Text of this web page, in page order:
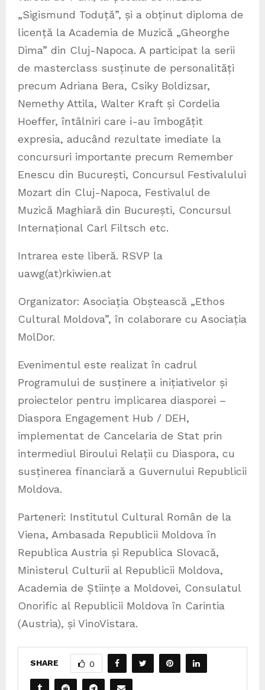
„Sigismund Toduță”, și a obținut diploma de
licență la Academia de Muzică „Gheorghe
Dima” din Cluj-Napoca. A participat la serii
de masterclass susținute de personalități
precum Adriana Bera, Csiky Boldizsar,
Nemethy Attila, Walter Kraft și Cordelia
Hoeffer, întâlniri care i-au îmbogățit
expresia, aducând rezultate imediate la
concursuri importante precum Remember
Enescu din București, Concursul Festivalului
Mozart din Cluj-Napoca, Festivalul de
Muzică Maghiară din București, Concursul
Internațional Carl Filtsch etc.
Intrarea este liberă. RSVP la
uawg(at)rkiwien.at
Organizator: Asociația Obștească „Ethos
Cultural Moldova”, în colaborare cu Asociația
MolDor.
Evenimentul este realizat în cadrul
Programului de susținere a inițiativelor și
proiectelor pentru implicarea diasporei –
Diaspora Engagement Hub / DEH,
implementat de Cancelaria de Stat prin
intermediul Biroului Relații cu Diaspora, cu
susținerea financiară a Guvernului Republicii
Moldova.
Parteneri: Institutul Cultural Român de la
Viena, Ambasada Republicii Moldova în
Republica Austria și Republica Slovacă,
Ministerul Culturii al Republicii Moldova,
Academia de Științe a Moldovei, Consulatul
Onorific al Republicii Moldova în Carintia
(Austria), și VinoVistara.
SHARE 0